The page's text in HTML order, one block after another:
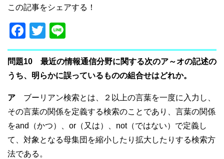
この記事をシェアする！
F
a
c
e
b
o
o
k
T
wi
tt
er
n
e
問題10 最近の情報通信分野に関する次のア～オの記述の
うち、明らかに誤っているものの組合せはどれか。
ア ブーリアン検索とは、２以上の言葉を一度に入力し、
その言葉の関係を定義する検索のことであり、言葉の関係
をand（かつ）、or（又は）、not（ではない）で定義し
て、対象となる母集団を縮小したり拡大したりする検索方
法である。